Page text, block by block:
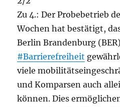
Zu 4.: Der Probebetrieb
Wochen hat bestätigt,
Berlin Brandenburg
#Barrierefreiheit
viele
und Komparsen auch
können. Dies